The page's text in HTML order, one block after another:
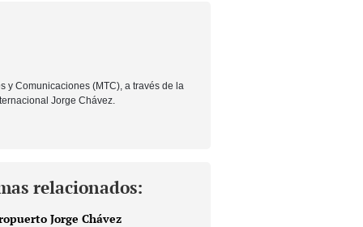
y Comunicaciones (MTC), a través de la
Jorge Chávez.
relacionados:
Jorge Chávez